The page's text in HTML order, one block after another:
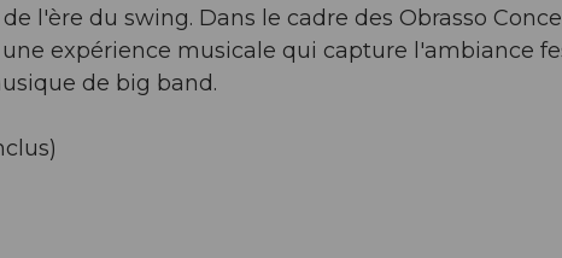
l'ère du swing. Dans le cadre des Obrasso
expérience musicale qui capture l'ambiance
de big band.